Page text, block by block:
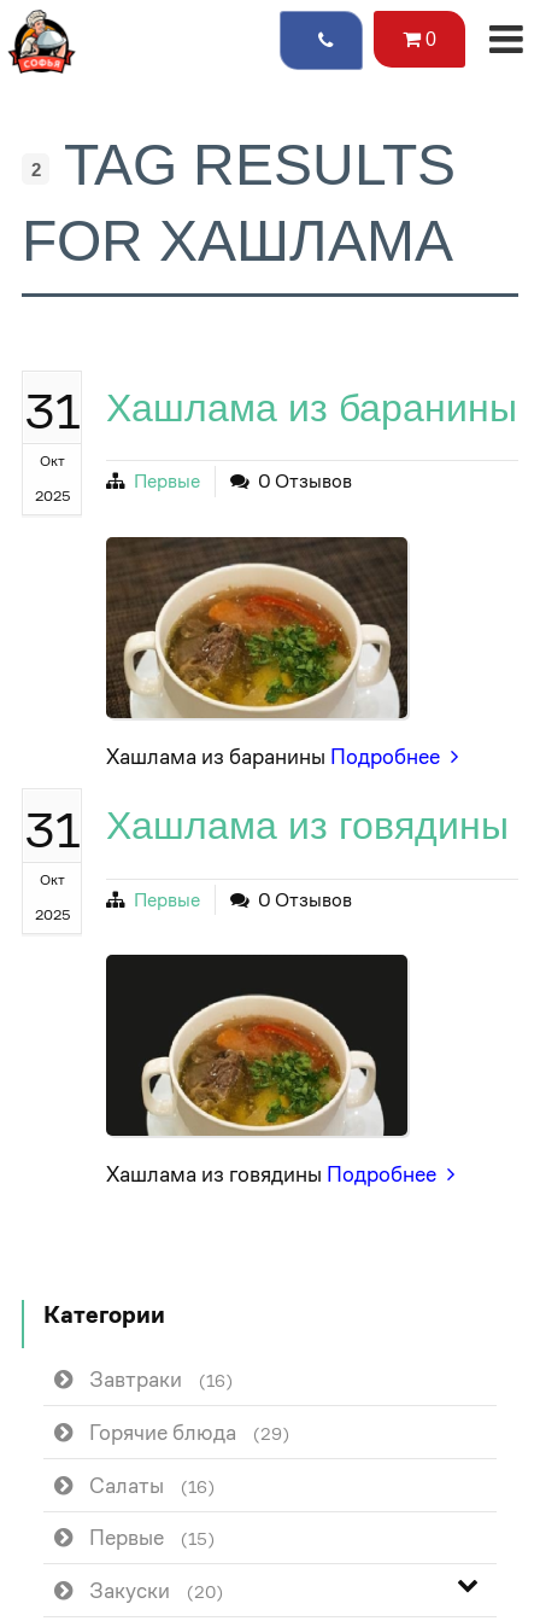
0
2
TAG RESULTS
FOR ХАШЛАМА
31
Окт
2025
Хашлама из баранины
Первые 0 Отзывов
Хашлама из баранины Подробнее
31
Окт
2025
Хашлама из говядины
Первые 0 Отзывов
Хашлама из говядины Подробнее
Категории
Завтраки (16)
Горячие блюда (29)
Салаты (16)
Первые (15)
Закуски (20)